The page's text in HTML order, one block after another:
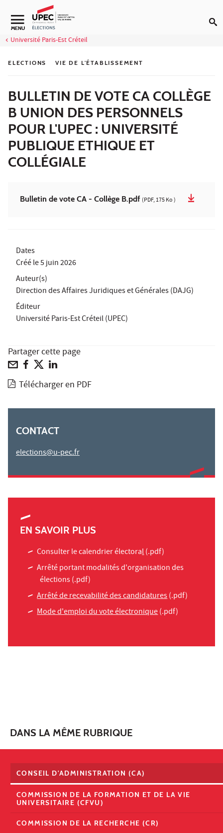
Aller au contenu
Navigation secondaire
MENU
Université Paris-Est Créteil
ELECTIONS VIE DE L'ÉTABLISSEMENT
BULLETIN DE VOTE CA COLLÈGE
B UNION DES PERSONNELS
POUR L'UPEC : UNIVERSITÉ
PUBLIQUE ETHIQUE ET
COLLÉGIALE
Bulletin de vote CA - Collège B.pdf (PDF, 175 Ko )
Dates
Créé le5 juin 2026
Auteur(s)
Direction des Affaires Juridiques et Générales (DAJG)
Éditeur
Université Paris-Est Créteil (UPEC)
Partager cette page
Télécharger en PDF
CONTACT
elections@u-pec.fr
EN SAVOIR PLUS
Consulter le calendrier électoral(.pdf)
Arrêté portant modalités d'organisation des
élections(.pdf)
Arrêté de recevabilité des candidatures(.pdf)
Mode d'emploi du vote électronique(.pdf)
DANS LA MÊME RUBRIQUE
CONSEIL D'ADMINISTRATION (CA)
COMMISSION DE LA FORMATION ET DE LA VIE
UNIVERSITAIRE (CFVU)
COMMISSION DE LA RECHERCHE (CR)